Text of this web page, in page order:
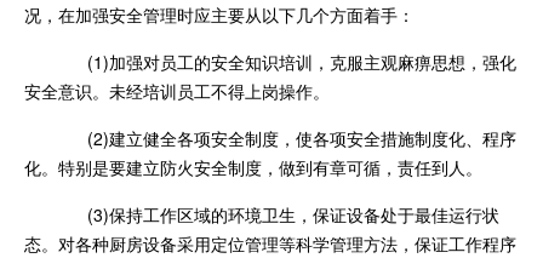
况，在加强安全管理时应主要从以下几个方面着手：
(1)加强对员工的安全知识培训，克服主观麻痹思想，强化
安全意识。未经培训员工不得上岗操作。
(2)建立健全各项安全制度，使各项安全措施制度化、程序
化。特别是要建立防火安全制度，做到有章可循，责任到人。
(3)保持工作区域的环境卫生，保证设备处于最佳运行状
态。对各种厨房设备采用定位管理等科学管理方法，保证工作程序